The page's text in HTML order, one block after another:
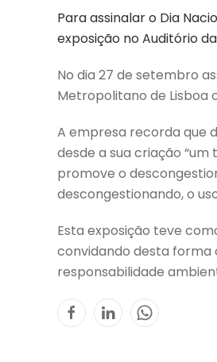
Para assinalar o Dia
exposição no Auditório
No dia 27 de setembro
Metropolitano de Lisboa
A empresa recorda que
desde a sua criação
promove o
descongestionando, o
Esta exposição teve
convidando desta forma
responsabilidade